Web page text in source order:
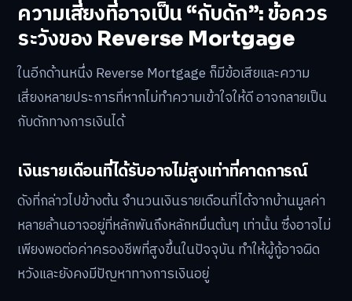
ความเสี่ยงที่อาจเป็น “กับดัก”: ข้อควร
ระวังของ Reverse Mortgage
ในอีกด้านหนึ่ง Reverse Mortgage ก็มีข้อเสียและความ
เสี่ยงหลายประการที่หากไม่ทำความเข้าใจให้ดี อาจกลายเป็น
กับดักทางการเงินได้
เงินรายเดือนที่ได้รับอาจไม่สูงเท่าที่คาดการณ์
ดังที่กล่าวไปข้างต้น จำนวนเงินรายเดือนที่ได้จากบ้านมูลค่า
หลายล้านอาจอยู่ที่หลักพันถึงหลักหมื่นต้นๆ เท่านั้น ซึ่งอาจไม่
เพียงพอต่อค่าครองชีพที่สูงขึ้นในปัจจุบัน ทำให้ผู้กู้อาจผิด
หวังและยังคงมีปัญหาทางการเงินอยู่